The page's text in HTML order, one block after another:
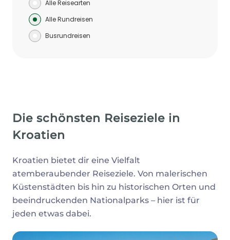
Alle Reisearten
Alle Rundreisen
Busrundreisen
Die schönsten Reiseziele in
Kroatien
Kroatien bietet dir eine Vielfalt
atemberaubender Reiseziele. Von malerischen
Küstenstädten bis hin zu historischen Orten und
beeindruckenden Nationalparks – hier ist für
jeden etwas dabei.